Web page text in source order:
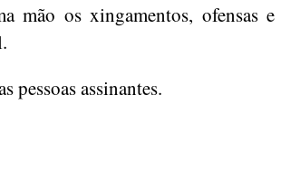
mão os xingamentos, ofensas e
pessoas assinantes.